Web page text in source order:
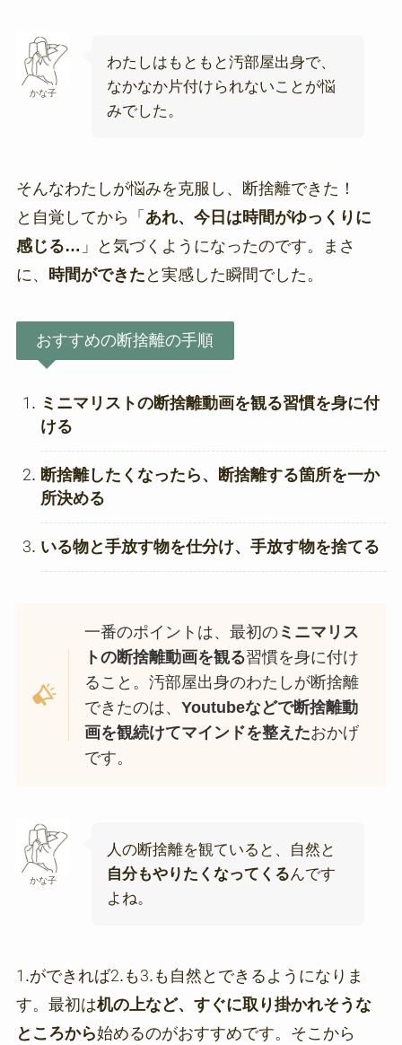
かな子
わたしはもともと汚部屋出身で、
なかなか片付けられないことが悩
みでした。
そんなわたしが悩みを克服し、断捨離できた！
と自覚してから「 あれ、今日は時間がゆっくりに
感じる… 」と気づくようになったのです。まさ
に、
時間ができた と実感した瞬間でした。
おすすめの断捨離の手順
ミニマリストの断捨離動画を観る習慣を身に付
ける
断捨離したくなったら、断捨離する箇所を一か
所決める
いる物と手放す物を仕分け、手放す物を捨てる
一番のポイントは、最初の ミニマリス
トの断捨離動画を観る習慣を身に付け
ること。汚部屋出身のわたしが断捨離
できたのは、Youtubeなどで断捨離動
画を観続けてマインドを整えたおかげ
です。
かな子
人の断捨離を観ていると、自然と
自分もやりたくなってくるんです
よね。
1.ができれば2.も3.も自然とできるようになりま
す。最初は机の上など、すぐに取り掛かれそうな
ところから始めるのがおすすめです。そこから